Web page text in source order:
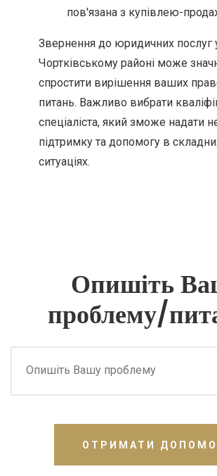
пов'язана з купівлею-
Звернення до юридичних послуг
Чортківському районі може
спростити вирішення ваших
питань. Важливо вибрати
спеціаліста, який зможе надати
підтримку та допомогу в
ситуаціях.
Опишіть
проблему/
ОТРИМАТИ